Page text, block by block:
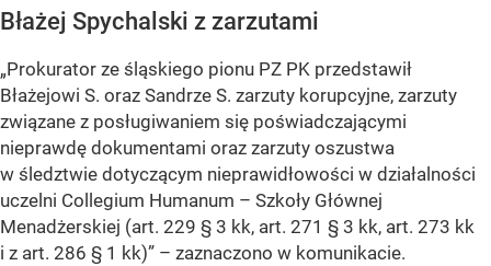
Błażej Spychalski z zarzutami
„Prokurator ze śląskiego pionu PZ PK przedstawił
Błażejowi S. oraz Sandrze S. zarzuty korupcyjne, zarzuty
związane z posługiwaniem się poświadczającymi
nieprawdę dokumentami oraz zarzuty oszustwa
w śledztwie dotyczącym nieprawidłowości w działalności
uczelni Collegium Humanum – Szkoły Głównej
Menadżerskiej (art. 229 § 3 kk, art. 271 § 3 kk, art. 273 kk
i z art. 286 § 1 kk)” – zaznaczono w komunikacie.